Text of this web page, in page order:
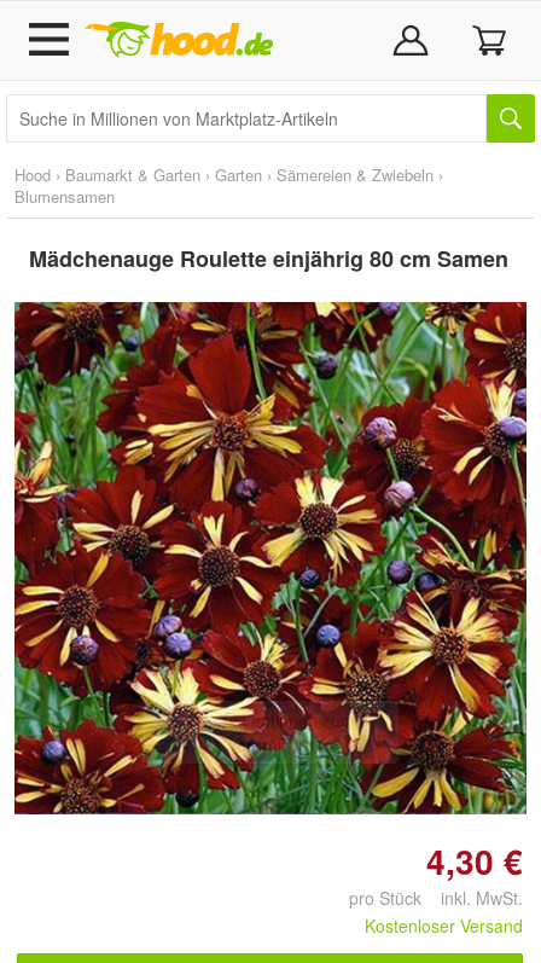
Hood › Baumarkt & Garten › Garten › Sämereien & Zwiebeln ›
Blumensamen
Mädchenauge Roulette einjährig 80 cm Samen
Doppelt antippen zum
vergrößern
4,30 €
pro Stück inkl. MwSt.
Kostenloser Versand